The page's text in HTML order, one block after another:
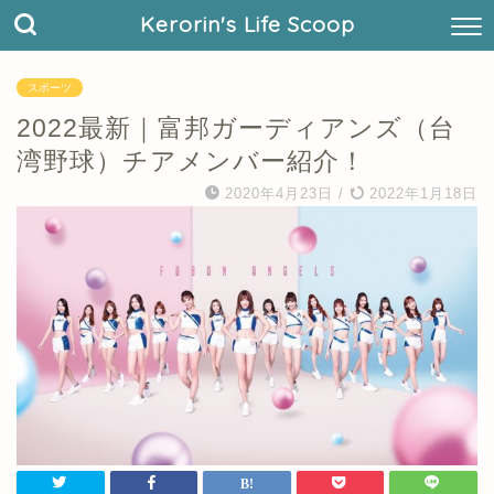
Kerorin's Life Scoop
スポーツ
2022最新｜富邦ガーディアンズ（台
湾野球）チアメンバー紹介！
2020年4月23日 / 2022年1月18日